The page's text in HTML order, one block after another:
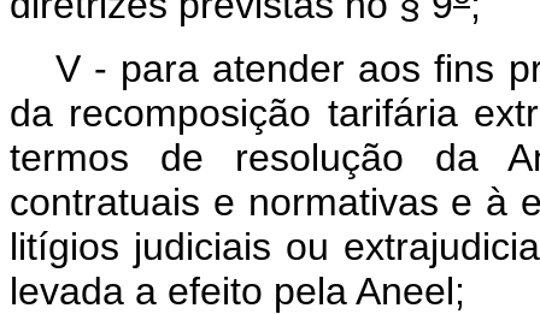
V - para atender aos fins
da recomposição tarifária
termos de resolução da
contratuais e normativas e à
litígios judiciais ou
levada a efeito pela Aneel;